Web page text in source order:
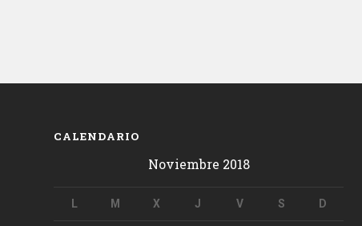
CALENDARIO
Noviembre 2018
L M X J V S D